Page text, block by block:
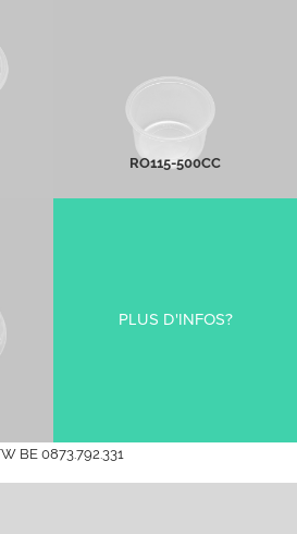
RO115-500CC
PLUS D'INFOS
PLUS D'INFOS?
BE 0873.792.331